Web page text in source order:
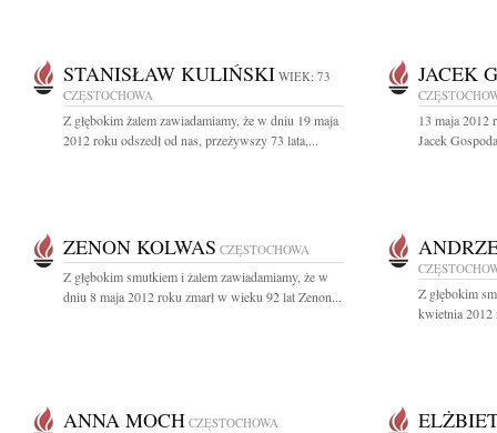
STANISŁAW KULIŃSKI WIEK: 73
CZĘSTOCHOWA
Z głębokim żalem zawiadamiamy, że w dniu 19 maja
2012 roku odszedł od nas, przeżywszy 73 lata,...
JACEK
13 maja 2012
Jacek
ZENON KOLWAS CZĘSTOCHOWA
Z głębokim smutkiem i żalem zawiadamiamy, że w
dniu 8 maja 2012 roku zmarł w wieku 92 lat Zenon...
Z głębokim
kwietnia 2012
ANNA MOCH CZĘSTOCHOWA